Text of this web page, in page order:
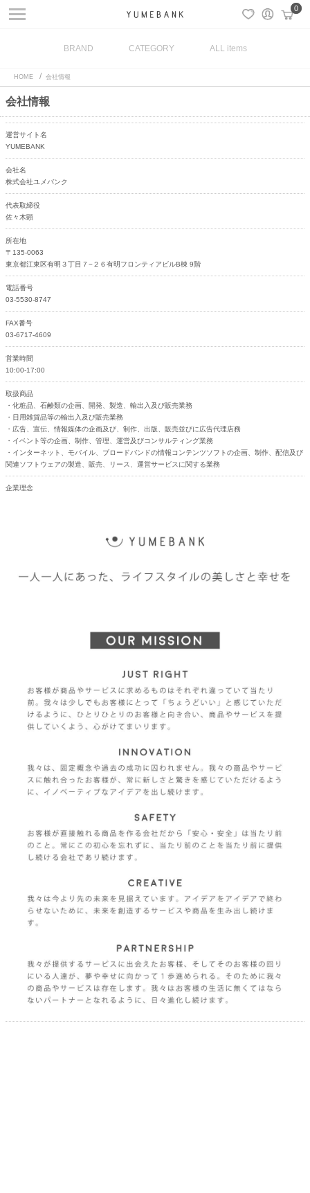
0
0
BRAND CATEGORY ALL items
HOME 会社情報
会社情報
運営サイト名
YUMEBANK
会社名
株式会社ユメバンク
代表取締役
佐々木顕
所在地
〒135-0063
東京都江東区有明３丁目７−２６有明フロンティアビルB棟 9階
電話番号
03-5530-8747
FAX番号
03-6717-4609
営業時間
10:00-17:00
取扱商品
・化粧品、石鹸類の企画、開発、製造、輸出入及び販売業務
・日用雑貨品等の輸出入及び販売業務
・広告、宣伝、情報媒体の企画及び、制作、出版、販売並びに広告代理店務
・イベント等の企画、制作、管理、運営及びコンサルティング業務
・インターネット、モバイル、ブロードバンドの情報コンテンツソフトの企画、制作、配信及び
関連ソフトウェアの製造、販売、リース、運営サービスに関する業務
企業理念